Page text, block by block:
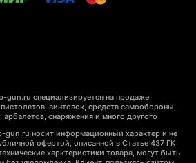
gun.ru специализируется на продаже
винтовок, средств самообороны,
снаряжения и много другого
gun.ru носит информационный характер и не
офертой, описанной в Статье 437 ГК
харктеристики товара, могут быть